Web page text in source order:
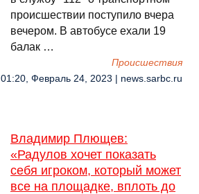
происшествии поступило вчера
вечером. В автобусе ехали 19
балак …
Происшествия
01:20, Февраль 24, 2023 | news.sarbc.ru
Владимир Плющев:
«Радулов хочет показать
себя игроком, который может
все на площадке, вплоть до